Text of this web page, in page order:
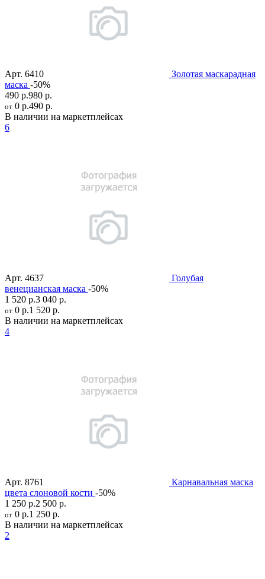
Арт. 6410
Золотая маскарадная
маска -50%
490 р.980 р.
от 0 р.490 р.
В наличии на маркетплейсах
6
Арт. 4637
Голубая
венецианская маска -50%
1 520 р.3 040 р.
от 0 р.1 520 р.
В наличии на маркетплейсах
4
Арт. 8761
Карнавальная маска
цвета слоновой кости -50%
1 250 р.2 500 р.
от 0 р.1 250 р.
В наличии на маркетплейсах
2